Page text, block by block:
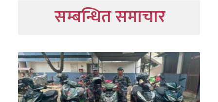
सम्बन्धित समाचार